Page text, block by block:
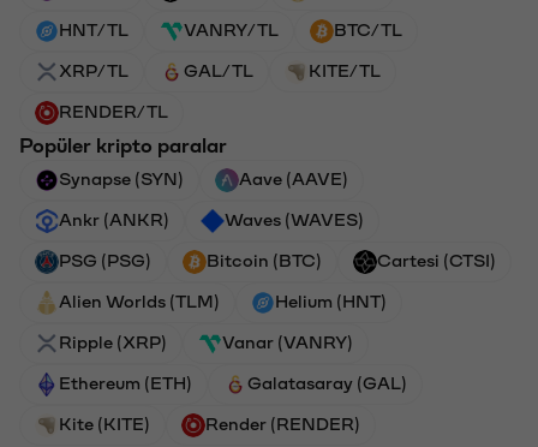
HNT/TL VANRY/TL BTC/TL
XRP/TL GAL/TL KITE/TL
RENDER/TL
Popüler kripto paralar
Synapse (SYN) Aave (AAVE)
Ankr (ANKR) Waves (WAVES)
PSG (PSG) Bitcoin (BTC) Cartesi (CTSI)
Alien Worlds (TLM) Helium (HNT)
Ripple (XRP) Vanar (VANRY)
Ethereum (ETH) Galatasaray (GAL)
Kite (KITE) Render (RENDER)